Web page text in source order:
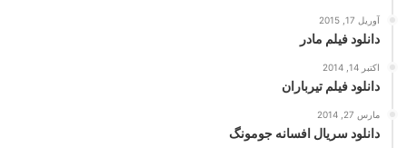
آوریل 17, 2015
دانلود فیلم مادر
اکتبر 14, 2014
دانلود فیلم تیرباران
مارس 27, 2014
دانلود سریال افسانه جومونگ